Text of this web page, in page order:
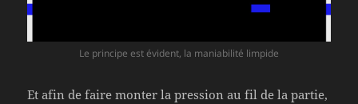
Le principe est évident, la maniabilité limpide
Et afin de faire monter la pression au fil de la partie,